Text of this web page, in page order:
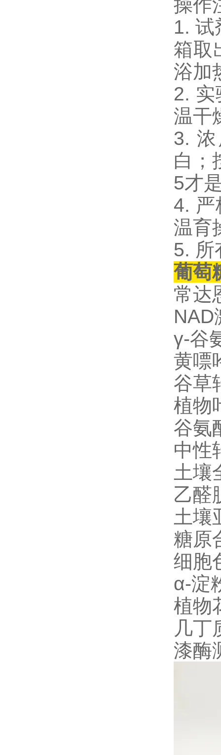
操作
1.
箱取
浴加
2.
温干
3.
白；
5才
4. 严
温育
5. 所
葡萄
常达
NAD
γ-谷
黄嘌
谷草
植物
谷氨
中性
土壤
乙醛
土壤
糖原
细胞
α-淀
植物
几丁
漆酶